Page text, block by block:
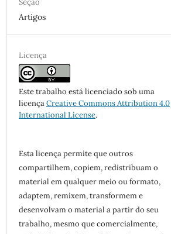
Seção
Artigos
Licença
Este trabalho está licenciado sob uma
licençaCreative Commons Attribution 4.0
International License.
Esta licença permite que outros
compartilhem, copiem, redistribuam o
material em qualquer meio ou formato,
adaptem, remixem, transformem e
desenvolvam o material a partir do seu
trabalho, mesmo que comercialmente,